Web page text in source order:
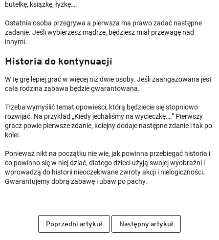
butelkę, książkę, łyżkę….
Ostatnia osoba przegrywa a pierwsza ma prawo zadać następne
zadanie. Jeśli wybierzesz mądrze, będziesz miał przewagę nad
innymi.
Historia do kontynuacji
W tę grę lepiej grać w więcej niż dwie osoby. Jeśli zaangażowana jest
cała rodzina zabawa będzie gwarantowana.
Trzeba wymyślić temat opowieści, którą będziecie się stopniowo
rozwijać. Na przykład „Kiedy jechaliśmy na wycieczkę….” Pierwszy
gracz powie pierwsze zdanie, kolejny dodaje następne zdanie i tak po
kolei.
Ponieważ nikt na początku nie wie, jak powinna przebiegać historia i
co powinno się w niej dziać, dlatego dzieci użyją swojej wyobraźni i
wprowadzą do historii nieoczekiwane zwroty akcji i nielogiczności.
Gwarantujemy dobrą zabawę i ubaw po pachy.
Poprzedni artykuł Następny artykuł